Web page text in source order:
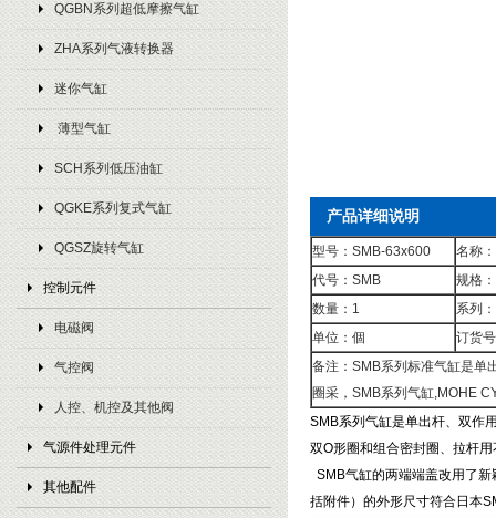
QGBN系列超低摩擦气缸
ZHA系列气液转换器
迷你气缸
薄型气缸
SCH系列低压油缸
QGKE系列复式气缸
QGSZ旋转气缸
控制元件
电磁阀
气控阀
人控、机控及其他阀
气源件处理元件
其他配件
产品详细说明
型号：SMB-63x600
名称
代号：SMB
规格
数量：1
系列
单位：個
订货
备注：SMB系列标准气缸是单
圈采，SMB系列气缸,MOHE
SMB系列气缸是单出杆、双作
双O形圈和组合密封圈、拉杆
SMB气缸的两端端盖改用了
括附件）的外形尺寸符合日本